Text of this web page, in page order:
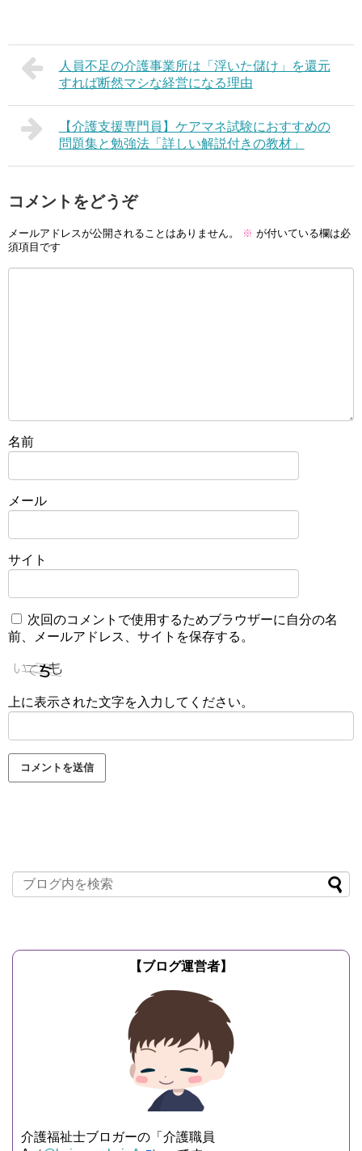
人員不足の介護事業所は「浮いた儲け」を還元
すれば断然マシな経営になる理由
【介護支援専門員】ケアマネ試験におすすめの
問題集と勉強法「詳しい解説付きの教材」
コメントをどうぞ
メールアドレスが公開されることはありません。 ※ が付いている欄は必
須項目です
名前
メール
サイト
次回のコメントで使用するためブラウザーに自分の名
前、メールアドレス、サイトを保存する。
上に表示された文字を入力してください。
【ブログ運営者】
介護福祉士ブロガーの「介護職員